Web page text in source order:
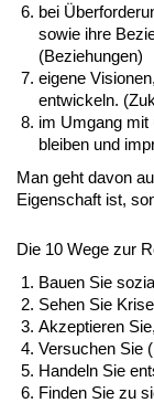
bei
sowie ihre
(Beziehungen)
eigene
entwickeln.
im Umgang mit
bleiben und
Man geht davon
Eigenschaft ist,
Die 10 Wege zur
Bauen Sie
Sehen Sie
Akzeptieren
Versuchen Sie
Handeln Sie
Finden Sie zu